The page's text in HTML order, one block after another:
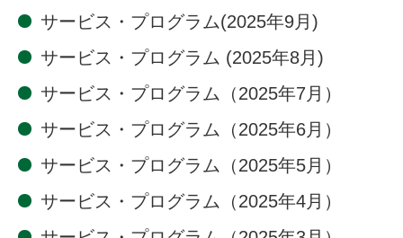
サービス・プログラム(2025年9月)
サービス・プログラム (2025年8月)
サービス・プログラム（2025年7月）
サービス・プログラム（2025年6月）
サービス・プログラム（2025年5月）
サービス・プログラム（2025年4月）